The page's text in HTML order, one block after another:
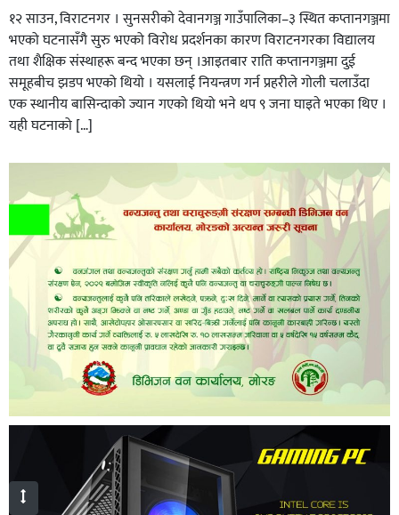
१२ साउन, विराटनगर । सुनसरीको देवानगञ्ज गाउँपालिका–३ स्थित कप्तानगञ्जमा
भएको घटनासँगै सुरु भएको विरोध प्रदर्शनका कारण विराटनगरका विद्यालय
तथा शैक्षिक संस्थाहरू बन्द भएका छन् ।आइतबार राति कप्तानगञ्जमा दुई
समूहबीच झडप भएको थियो । यसलाई नियन्त्रण गर्न प्रहरीले गोली चलाउँदा
एक स्थानीय बासिन्दाको ज्यान गएको थियो भने थप ९ जना घाइते भएका थिए ।
यही घटनाको […]